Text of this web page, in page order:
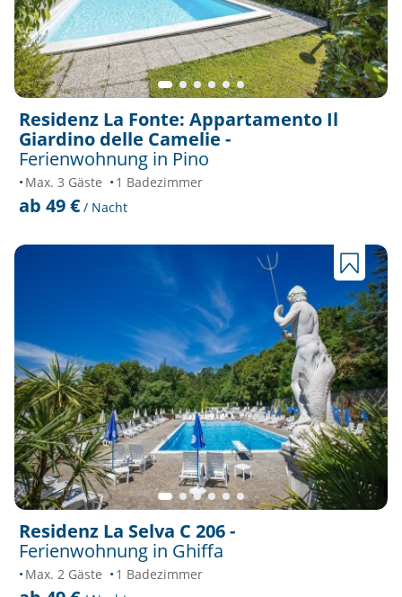
Residenz La Fonte: Appartamento Il
Giardino delle Camelie -
Ferienwohnung in Pino
Max. 3 Gäste 1 Badezimmer
ab 49 € / Nacht
Residenz La Selva C 206 -
Ferienwohnung in Ghiffa
Max. 2 Gäste 1 Badezimmer